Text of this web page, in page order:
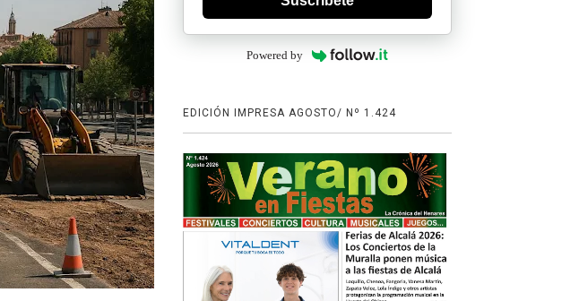
Powered by
EDICIÓN IMPRESA AGOSTO/ Nº 1.424